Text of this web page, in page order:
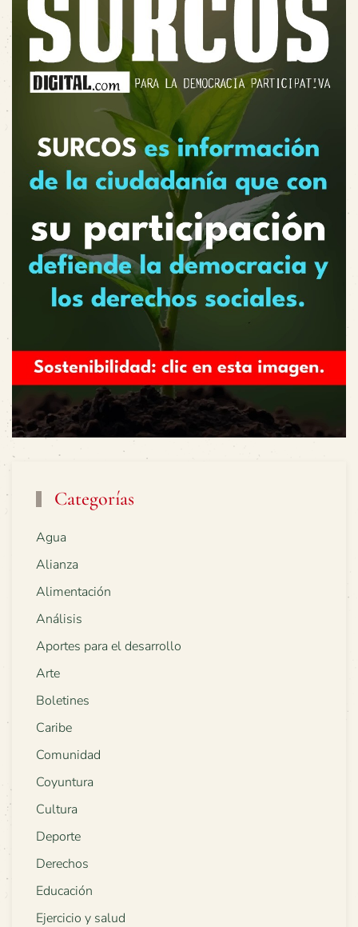
Categorías
Agua
Alianza
Alimentación
Análisis
Aportes para el desarrollo
Arte
Boletines
Caribe
Comunidad
Coyuntura
Cultura
Deporte
Derechos
Educación
Ejercicio y salud